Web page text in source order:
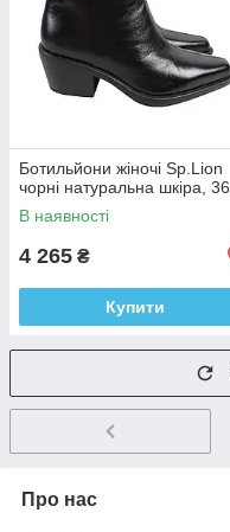
Ботильйони жіночі Sp.Lion
чорні натуральна шкіра, 36
В наявності
4 265 ₴
Купити
Про нас